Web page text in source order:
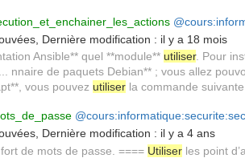
Dernière modification : il y a 18 mois
Ansible** quel **module** utiliser. Pour
nnaire de paquets Debian** ; vous allez
vous pouvez utiliser la commande
Dernière modification : il y a 4 ans
de mots de passe. ==== Utiliser les point